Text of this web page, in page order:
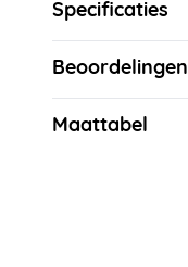
Specificaties
Beoordelingen
Maattabel